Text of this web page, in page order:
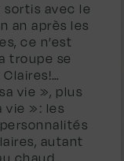
avec le
an après les
ce n’est
troupe se
vie », plus
vie »: les
autant